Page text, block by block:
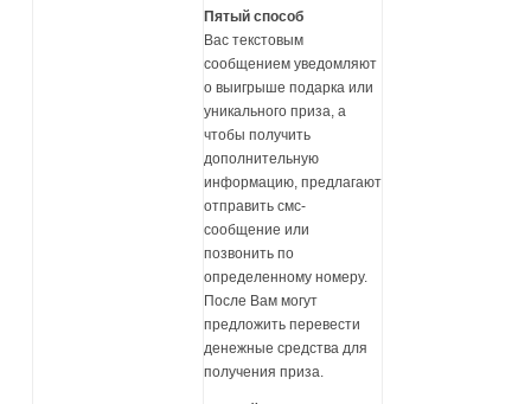
Пятый способ
Вас текстовым
сообщением уведомляют
о выигрыше подарка или
уникального приза, а
чтобы получить
дополнительную
информацию, предлагают
отправить смс-
сообщение или
позвонить по
определенному номеру.
После Вам могут
предложить перевести
денежные средства для
получения приза.